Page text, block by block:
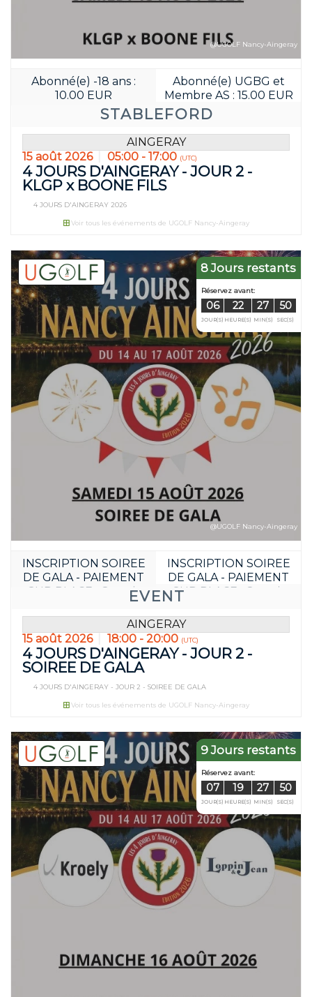
STABLEFORD
Abonné(e) -18 ans :
10.00 EUR
Abonné(e) UGBG et
Membre AS : 15.00 EUR
@UGOLF Nancy-Aingeray
AINGERAY
15 août 2026
05:00 - 17:00 (UTC)
4 JOURS D'AINGERAY - JOUR 2 -
KLGP x BOONE FILS
4 JOURS D'AINGERAY 2026
Voir tous les événements de UGOLF Nancy-Aingeray
8 Jours restants
Réservez
EVENT
INSCRIPTION SOIREE
DE GALA - PAIEMENT
SUR PLACE : Gratuit
INSCRIPTION SOIREE
DE GALA - PAIEMENT
SUR PLACE : Gratuit
@UGOLF Nancy-Aingeray
AINGERAY
15 août 2026
18:00 - 20:00 (UTC)
4 JOURS D'AINGERAY - JOUR 2 -
SOIREE DE GALA
4 JOURS D'AINGERAY - JOUR 2 - SOIREE DE GALA
Voir tous les événements de UGOLF Nancy-Aingeray
9 Jours restants